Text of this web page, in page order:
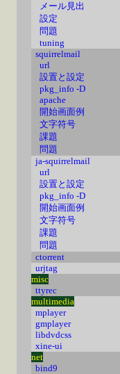
メール見出
設定
問題
tuning
squirrelmail
url
設置と設定
pkg_info -D
apache
開始画面例
文字符号
課題
問題
ja-squirrelmail
url
設置と設定
pkg_info -D
開始画面例
文字符号
課題
問題
ctorrent
urjtag
misc
ttyrec
multimedia
mplayer
gmplayer
libdvdcss
xine-ui
net
bind9